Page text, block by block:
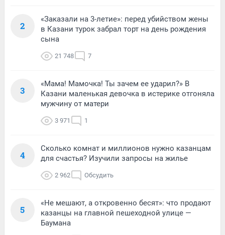
2
«Заказали на 3-летие»: перед убийством жены
в Казани турок забрал торт на день рождения
сына
21 748 7
3
«Мама! Мамочка! Ты зачем ее ударил?» В
Казани маленькая девочка в истерике отгоняла
мужчину от матери
3 971 1
4
Сколько комнат и миллионов нужно казанцам
для счастья? Изучили запросы на жилье
2 962 Обсудить
5
«Не мешают, а откровенно бесят»: что продают
казанцы на главной пешеходной улице —
Баумана